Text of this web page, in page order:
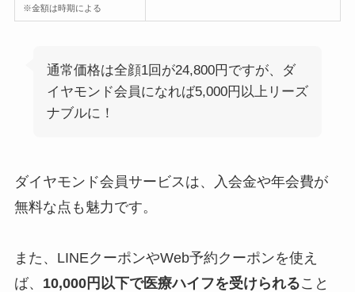
※金額は時期による
通常価格は全顔1回が24,800円ですが、ダ
イヤモンド会員になれば5,000円以上リーズ
ナブルに！
ダイヤモンド会員サービスは、
入会金や年会費が
無料な点も魅力です。
また、LINEクーポンやWeb予約クーポンを使え
ば、 10,000円以下で医療ハイフを受けられること